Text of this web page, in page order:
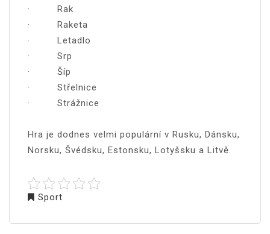
· Rak
· Raketa
· Letadlo
· Srp
· Šíp
· Střelnice
· Strážnice
Hra je dodnes velmi populární v Rusku, Dánsku,
Norsku, Švédsku, Estonsku, Lotyšsku a Litvě.
Sport